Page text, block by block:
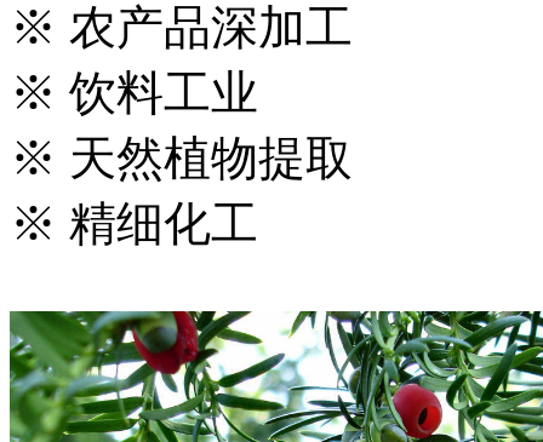
※ 农产品深加工
※ 饮料工业
※ 天然植物提取
※ 精细化工